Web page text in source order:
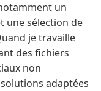
un
une sélection de
je travaille
des fichiers
non
adaptées